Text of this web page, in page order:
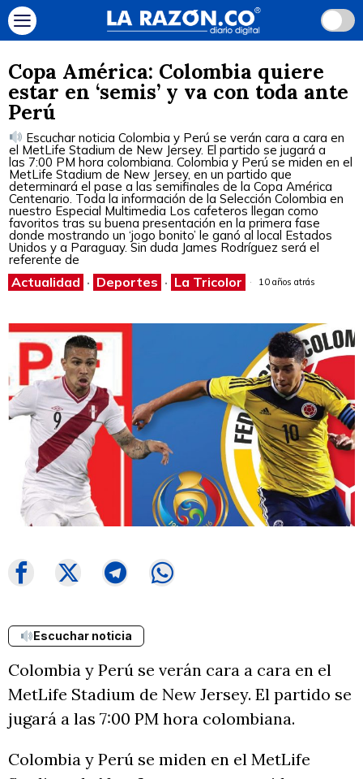
Copa América: Colombia quiere
estar en ‘semis’ y va con toda ante
Perú
Escuchar noticia Colombia y Perú se verán cara a cara en
el MetLife Stadium de New Jersey. El partido se jugará a
las 7:00 PM hora colombiana. Colombia y Perú se miden en el
MetLife Stadium de New Jersey, en un partido que
determinará el pase a las semifinales de la Copa América
Centenario. Toda la información de la Selección Colombia en
nuestro Especial Multimedia Los cafeteros llegan como
favoritos tras su buena presentación en la primera fase
donde mostrando un ‘jogo bonito’ le ganó al local Estados
Unidos y a Paraguay. Sin duda James Rodríguez será el
referente de
Actualidad · Deportes · La Tricolor 10 años atrás
Escuchar noticia
Colombia y Perú se verán cara a cara en el
MetLife Stadium de New Jersey. El partido se
jugará a las 7:00 PM hora colombiana.
Colombia y Perú se miden en el MetLife